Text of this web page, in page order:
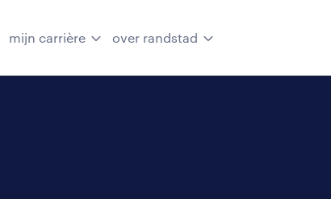
mijn carrière over randstad